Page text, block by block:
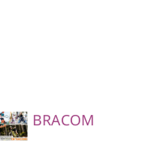
BRACOM